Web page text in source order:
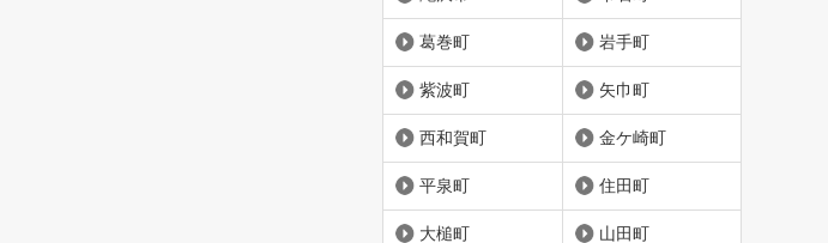
葛巻町 岩手町
紫波町 矢巾町
西和賀町 金ケ崎町
平泉町 住田町
大槌町 山田町